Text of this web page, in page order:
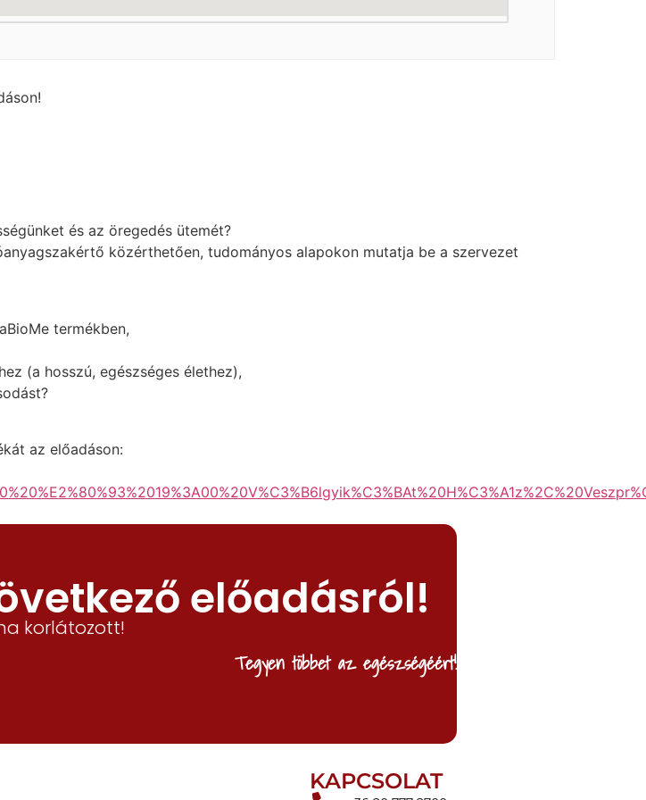
és az öregedés ütemét?
közérthetően, tudományos alapokon mutatja be a szervezet
termékben,
(a hosszú, egészséges élethez),
az előadáson:
Tegyen többet az egészségéért!
előadásról!
korlátozott!
KAPCSOLAT